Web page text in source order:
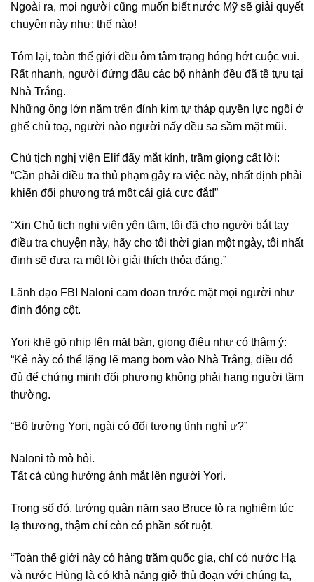
Ngoài ra, mọi người cũng muốn biết nước Mỹ sẽ giải quyết
chuyện này như: thế nào!
Tóm lại, toàn thế giới đều ôm tâm trạng hóng hớt cuộc vui.
Rất nhanh, người đứng đầu các bộ nhành đều đã tề tựu tại
Nhà Trắng.
Những ông lớn năm trên đỉnh kim tự tháp quyền lực ngồi ở
ghế chủ toạ, người nào người nấy đều sa sầm mặt mũi.
Chủ tịch nghị viện Elif đẩy mắt kính, trầm giọng cất lời:
“Cần phải điều tra thủ phạm gây ra việc này, nhất định phải
khiến đối phương trả một cái giá cực đắt!”
“Xin Chủ tịch nghị viện yên tâm, tôi đã cho người bắt tay
điều tra chuyện này, hãy cho tôi thời gian một ngày, tôi nhất
định sẽ đưa ra một lời giải thích thỏa đáng.”
Lãnh đạo FBI Naloni cam đoan trước mặt mọi người như
đinh đóng cột.
Yori khẽ gõ nhịp lên mặt bàn, giọng điệu như có thâm ý:
“Kẻ này có thể lặng lẽ mang bom vào Nhà Trắng, điều đó
đủ để chứng minh đối phương không phải hạng người tầm
thường.
“Bộ trưởng Yori, ngài có đối tượng tình nghỉ ư?”
Naloni tò mò hỏi.
Tất cả cùng hướng ánh mắt lên người Yori.
Trong số đó, tướng quân năm sao Bruce tỏ ra nghiêm túc
lạ thương, thậm chí còn có phần sốt ruột.
“Toàn thế giới này có hàng trăm quốc gia, chỉ có nước Hạ
và nước Hùng là có khả năng giở thủ đoạn với chúng ta,